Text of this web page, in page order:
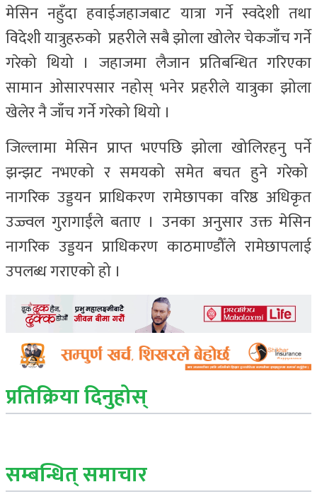
मेसिन नहुँदा हवाईजहाजबाट यात्रा गर्ने स्वदेशी तथा
विदेशी यात्रुहरुको प्रहरीले सबै झोला खोलेर चेकजाँच गर्ने
गरेको थियो । जहाजमा लैजान प्रतिबन्धित गरिएका
सामान ओसारपसार नहोस् भनेर प्रहरीले यात्रुका झोला
खेलेर नै जाँच गर्ने गरेको थियो ।
जिल्लामा मेसिन प्राप्त भएपछि झोला खोलिरहनु पर्ने
झन्झट नभएको र समयको समेत बचत हुने गरेको
नागरिक उड्डयन प्राधिकरण रामेछापका वरिष्ठ अधिकृत
उज्ज्वल गुरागाईंले बताए । उनका अनुसार उक्त मेसिन
नागरिक उड्डयन प्राधिकरण काठमाण्डौँले रामेछापलाई
उपलब्ध गराएको हो ।
प्रतिक्रिया दिनुहोस्
सम्बन्धित् समाचार